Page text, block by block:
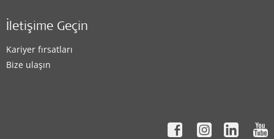
CI System
İletişim detayları
İletişime Geçin
Kariyer fırsatları
Bize ulaşın